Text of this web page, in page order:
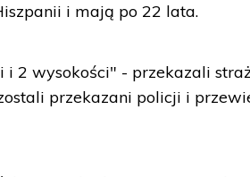
i mają po 22 lata.
i 2 wysokości" - przekazali
przekazani policji i